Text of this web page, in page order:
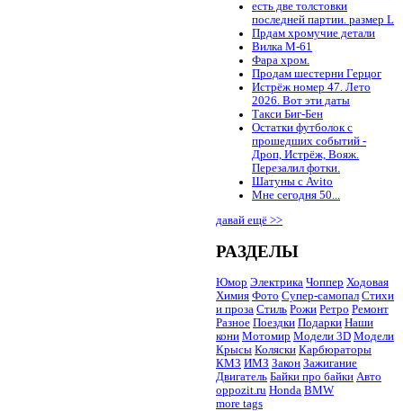
есть две толстовки
последней партии. размер L
Прдам хромучие детали
Вилка М-61
Фара хром.
Продам шестерни Герцог
Истрёж номер 47. Лето
2026. Вот эти даты
Такси Биг-Бен
Остатки футболок с
прошедших событий -
Дроп, Истрёж, Вояж.
Перезалил фотки.
Шатуны с Avito
Мне сегодня 50...
давай ещё >>
РАЗДЕЛЫ
Юмор Электрика Чоппер Ходовая
Химия Фото Супер-самопал Стихи
и проза Стиль Рожи Ретро Ремонт
Разное Поездки Подарки Наши
кони Мотомир Модели 3D Модели
Крысы Коляски Карбюраторы
КМЗ ИМЗ Закон Зажигание
Двигатель Байки про байки Авто
oppozit.ru Honda BMW
more tags